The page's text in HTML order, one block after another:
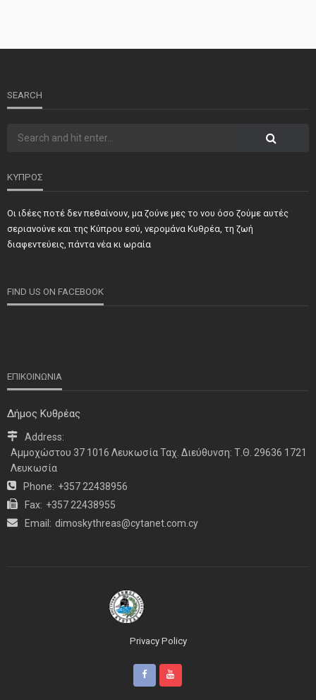
SEARCH
ΚΥΠΡΟΣ
Οι ιδέες ποτέ δεν πεθαίνουν, μα ζούνε μες το νου όσο ζούμε αυτές
σεριανούνε και της Κύπρου εσύ, νερομάνα Κυθρέα, τη ζωή
διαφεντεύεις, πάντα νέα κι ωραία
FIND US ON FACEBOOK
ΕΠΙΚΟΙΝΩΝΙΑ
Δήμος Κυθρέας
Address:
Αμμοχώστου 37 1016 Λευκωσία Ταχ. Διεύθυνση: Τ.Θ. 29636 1721
Λευκωσία
Phone: +357 22438956
Fax: +357 22438955
Email: dimoskythreas@cytanet.com.cy
Privacy Policy